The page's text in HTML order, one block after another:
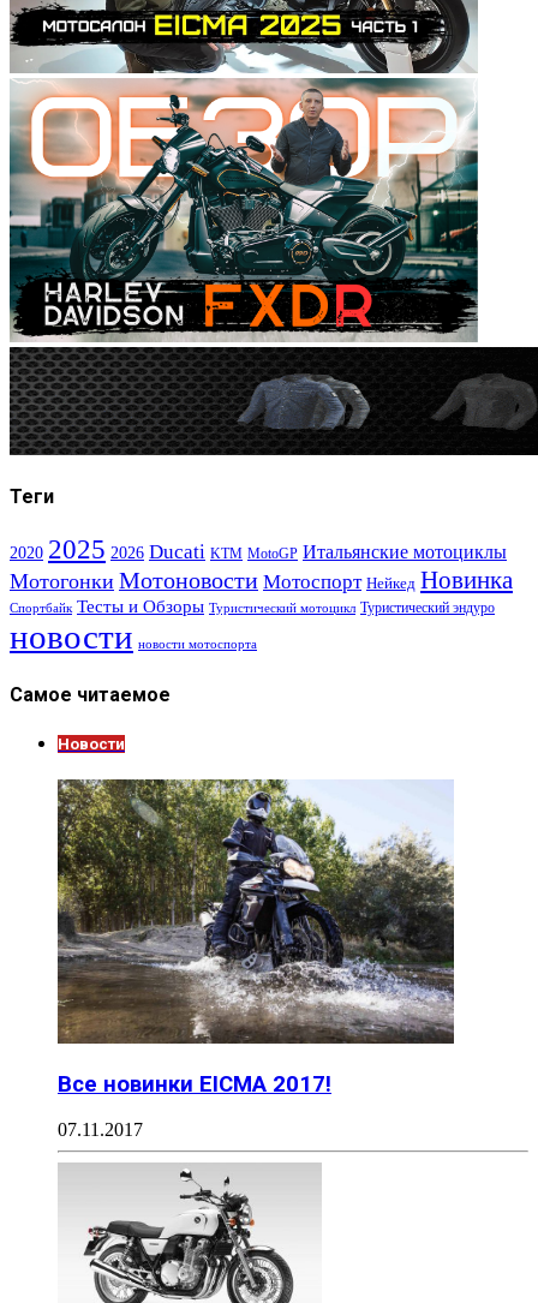
Теги
2020 2025 2026 Ducati KTM MotoGP Итальянские мотоциклы
Мотогонки Мотоновости Мотоспорт Нейкед Новинка
Спортбайк Тесты и Обзоры Туристический мотоцикл Туристический эндуро
новости новости мотоспорта
Самое читаемое
Новости
Все новинки EICMA 2017!
07.11.2017